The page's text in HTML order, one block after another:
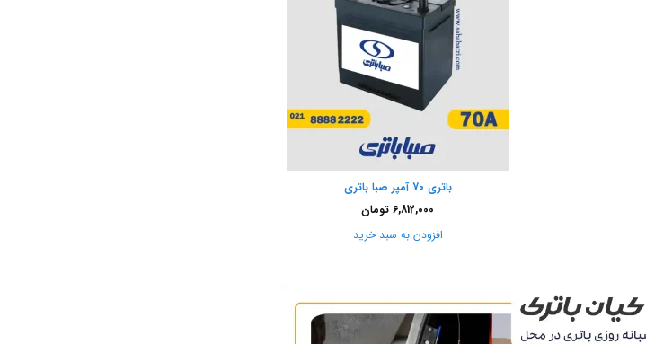
باتری 70 آمپر صبا باتری
6,812,000 تومان
افزودن به سبد خرید
نمایشگر
ویدیو